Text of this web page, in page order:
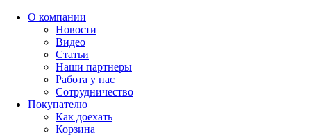
О компании
Новости
Видео
Статьи
Наши партнеры
Работа у нас
Сотрудничество
Покупателю
Как доехать
Корзина